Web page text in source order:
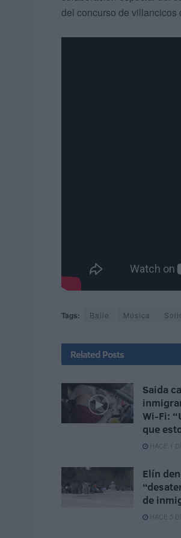
del concurso de villancicos
Tags: Baile Música
Related Posts
Saida
Wi-Fi:
que
HACE 1
Elín
de
HACE 5